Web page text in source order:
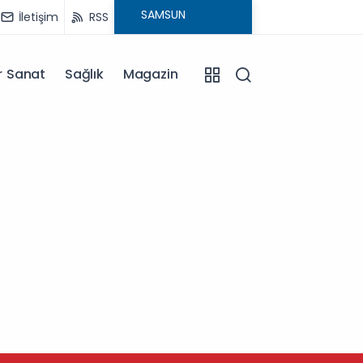
İletişim RSS
Sanat Sağlık Magazin